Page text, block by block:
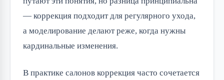
— коррекция подходит для регулярного ухода,
а моделирование делают реже, когда нужны
кардинальные изменения.
В практике салонов коррекция часто сочетается